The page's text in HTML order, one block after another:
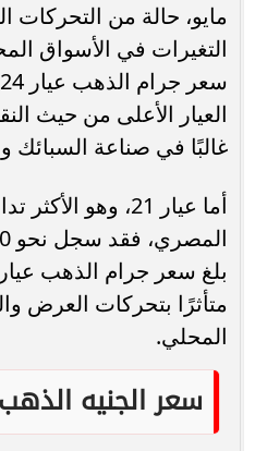
مايو، حالة من التحركات
التغيرات في الأسواق
العيار الأعلى من حيث
غالبًا في صناعة السبائك
أما عيار 21، وهو
متأثرًا بتحركات العرض
المحلي.
سعر الجنيه الذهب